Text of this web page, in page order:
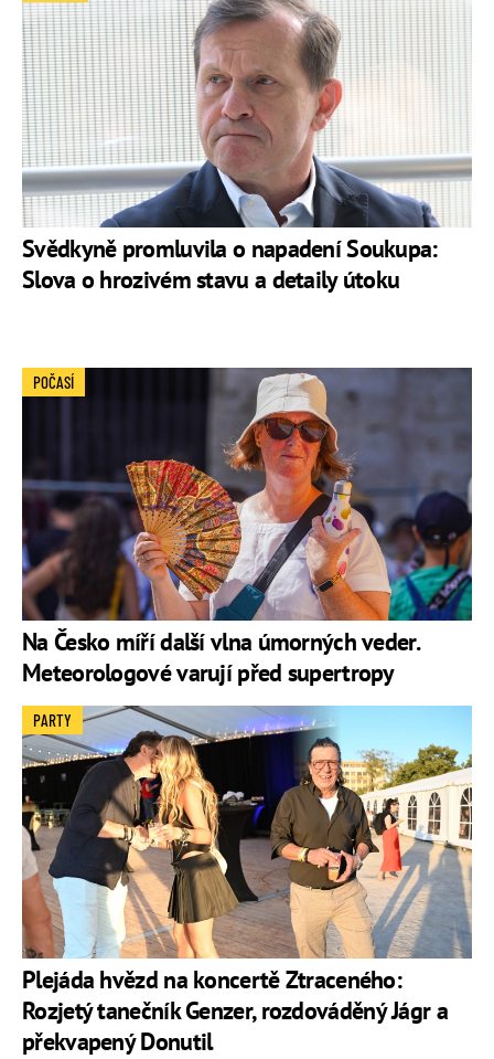
Svědkyně promluvila o napadení Soukupa:
Slova o hrozivém stavu a detaily útoku
Na Česko míří další vlna úmorných veder.
Meteorologové varují před supertropy
POČASÍ
Plejáda hvězd na koncertě Ztraceného:
Rozjetý tanečník Genzer, rozdováděný Jágr a
překvapený Donutil
PARTY